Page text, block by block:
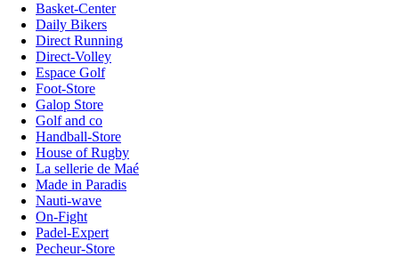
Basket-Center
Daily Bikers
Direct Running
Direct-Volley
Espace Golf
Foot-Store
Galop Store
Golf and co
Handball-Store
House of Rugby
La sellerie de Maé
Made in Paradis
Nauti-wave
On-Fight
Padel-Expert
Pecheur-Store